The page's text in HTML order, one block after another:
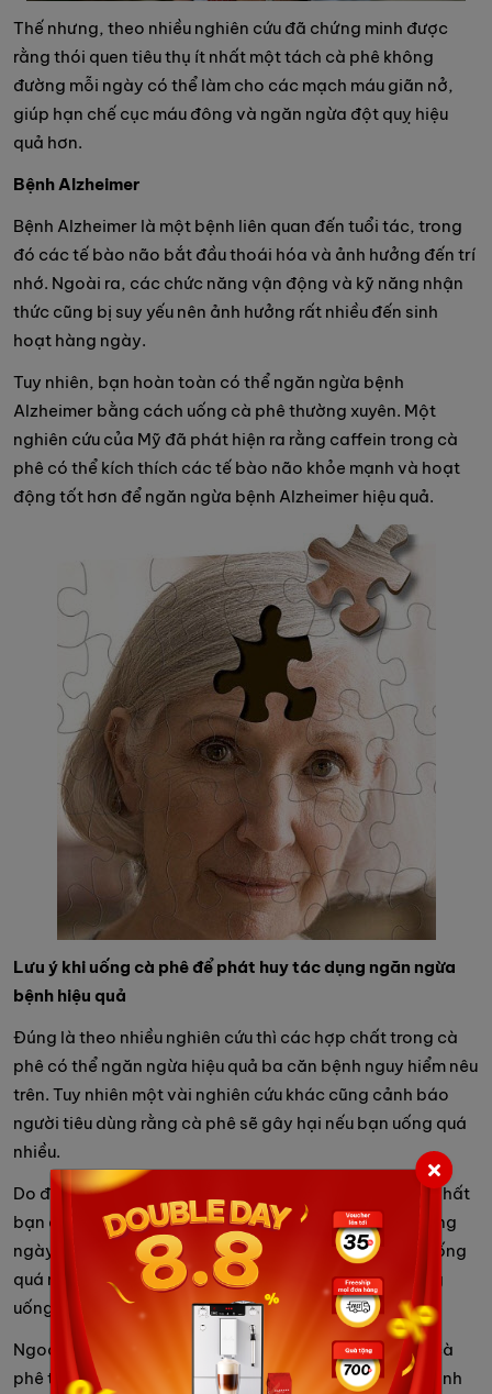
Thế nhưng, theo nhiều nghiên cứu đã chứng minh được
rằng thói quen tiêu thụ ít nhất một tách cà phê không
đường mỗi ngày có thể làm cho các mạch máu giãn nở,
giúp hạn chế cục máu đông và ngăn ngừa đột quỵ hiệu
quả hơn.
Bệnh Alzheimer
Bệnh Alzheimer là một bệnh liên quan đến tuổi tác, trong
đó các tế bào não bắt đầu thoái hóa và ảnh hưởng đến trí
nhớ. Ngoài ra, các chức năng vận động và kỹ năng nhận
thức cũng bị suy yếu nên ảnh hưởng rất nhiều đến sinh
hoạt hàng ngày.
Tuy nhiên, bạn hoàn toàn có thể ngăn ngừa bệnh
Alzheimer bằng cách uống cà phê thường xuyên. Một
nghiên cứu của Mỹ đã phát hiện ra rằng caffein trong cà
phê có thể kích thích các tế bào não khỏe mạnh và hoạt
động tốt hơn để ngăn ngừa bệnh Alzheimer hiệu quả.
Lưu ý khi uống cà phê để phát huy tác dụng ngăn ngừa
bệnh hiệu quả
Đúng là theo nhiều nghiên cứu thì các hợp chất trong cà
phê có thể ngăn ngừa hiệu quả ba căn bệnh nguy hiểm nêu
trên. Tuy nhiên một vài nghiên cứu khác cũng cảnh báo
người tiêu dùng rằng cà phê sẽ gây hại nếu bạn uống quá
nhiều.
Do đó, nếu muốn hưởng các lợi ích của cà phê thì tốt nhất
bạn chỉ nên tiêu thụ một hoặc hai tách nhỏ cà phê trong
ngày, không nên dùng thêm đường hoặc sữa. Đừng uống
quá nhiều cà phê sẽ không tốt cho sức khỏe. Và không
uống cafe sau 15h nhé!
Ngoài ra, để phát huy tác dụng ngăn ngừa bệnh của cà
phê thì bạn phải uống cà phê đảm bảo chất lượng, tránh